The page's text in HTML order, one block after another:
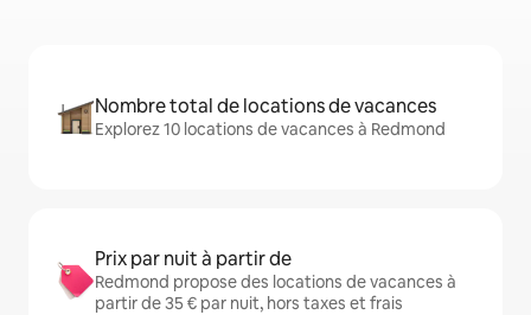
Nombre total de locations de vacances
Explorez 10 locations de vacances à Redmond
Prix par nuit à partir de
Redmond propose des locations de vacances à
partir de 35 € par nuit, hors taxes et frais